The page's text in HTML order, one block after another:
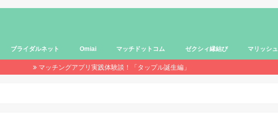
ブライダルネット Omiai マッチドットコム ゼクシィ縁結び マリッシュ
マッチングアプリ実践体験談！「タップル誕生編」